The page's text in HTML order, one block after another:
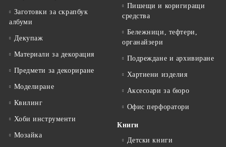
Заготовки за скрапбук
албуми
Декупаж
Материали за декорация
Предмети за декориране
Моделиране
Квилинг
Хоби инструменти
Мозайка
Пишещи и коригиращи
средства
Бележници, тефтери,
органайзери
Подреждане и архивиране
Хартиени изделия
Аксесоари за бюро
Офис перфоратори
Книги
Детски книги